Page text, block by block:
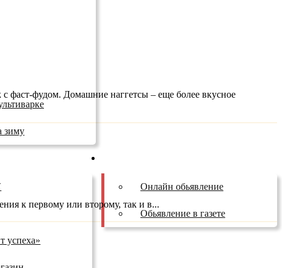
зиму
успеха»
Онлайн обьявление
Обьявление в газете
фаст-фудом. Домашние наггетсы – еще более вкусное
к первому или второму, так и в...